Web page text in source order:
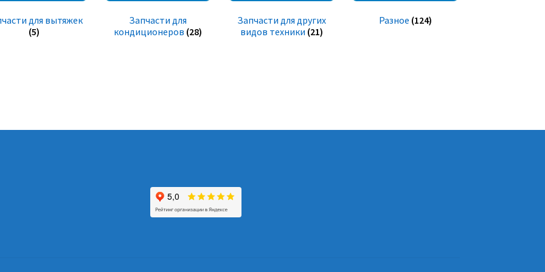
для вытяжек
(5)
Запчасти для
кондиционеров (28)
Запчасти для других
видов техники (21)
Разное (124)